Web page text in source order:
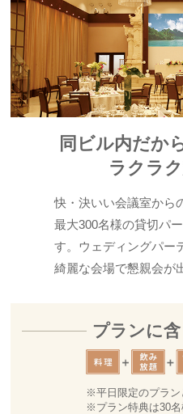
同ビル内だか
ラクラ
快・決いい会議室から
最大300名様の貸切パ
す。ウェディングパー
綺麗な会場で懇親会が
プランに
※平日限定のプラン
※プラン特典は30